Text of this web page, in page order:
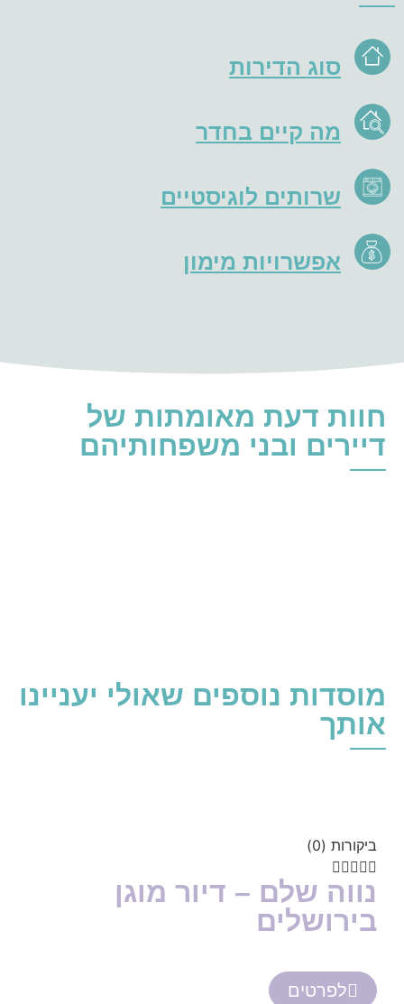
סוג הדירות
מה קיים בחדר
שרותים לוגיסטיים
אפשרויות מימון
חוות דעת מאומתות של
דיירים ובני משפחותיהם
מוסדות נוספים שאולי יעניינו
אותך
ביקורות (0)

נווה שלם – דיור מוגן
בירושלים
לפרטים